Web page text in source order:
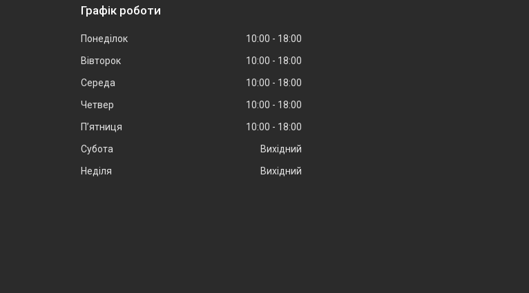
Графік роботи
Понеділок 10:00
18:00
Вівторок
10:00
18:00
Середа
10:00
18:00
Четвер
10:00
18:00
Пʼятниця
10:00
18:00
Субота
Вихідний
Неділя
Вихідний